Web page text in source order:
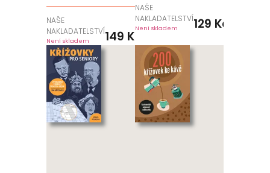
NAŠE
NAKLADATELSTVÍ
Není skladem 149 Kč
NAŠE
NAKLADATELSTVÍ
Není skladem 129 Kč